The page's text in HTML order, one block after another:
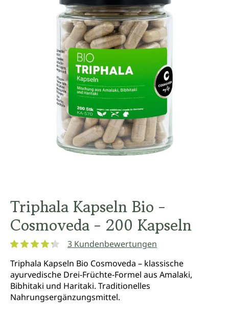
Triphala Kapseln Bio -
Cosmoveda - 200 Kapseln
3 Kundenbewertungen
Triphala Kapseln Bio Cosmoveda – klassische
ayurvedische Drei-Früchte-Formel aus Amalaki,
Bibhitaki und Haritaki. Traditionelles
Nahrungsergänzungsmittel.